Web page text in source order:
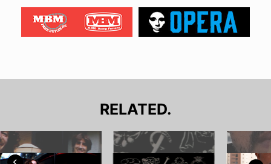
RELATED.